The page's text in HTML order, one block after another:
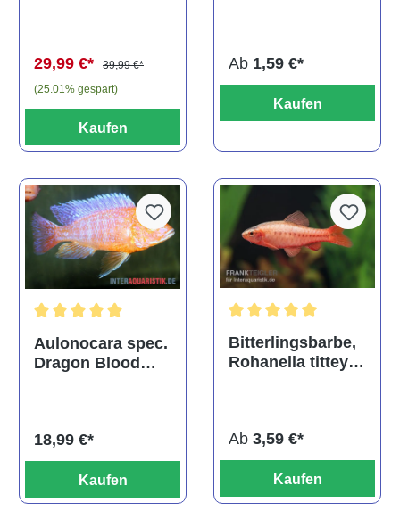
29,99 €*
39,99 €*
(25.01% gespart)
Kaufen
Ab 1,59 €*
Kaufen
Durchschnittliche Bewertung von 5 von 5 Sternen
Aulonocara spec.
Dragon Blood
18,99 €*
Kaufen
Bitterlingsbarbe,
Rohanella titteya,
Ab 3,59 €*
Kaufen